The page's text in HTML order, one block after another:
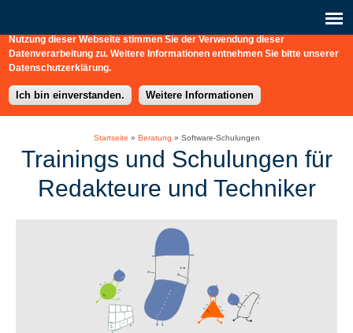
Diese Webseite nutzt Cookies, Analysedienste (Matomo) und eingebettet
Nutzung dieser Webseite stimmen Sie der Verwendung dieser
Datenverarbeitung zu. Weitere Informationen entnehmen Sie bitte unserer
Datenschutzerklärung.
Ich bin einverstanden. Weitere Informationen
b-connect +49 / (0) 30 / 217 363-0 Schreiben Sie uns hier!
Startseite » Beratung » Software-Schulungen
Trainings und Schulungen für
Redakteure und Techniker